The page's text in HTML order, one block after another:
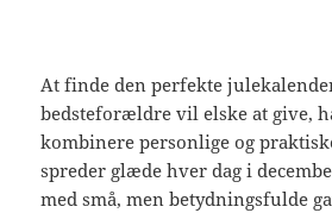
At finde den perfekte
bedsteforældre vil elske at give,
kombinere personlige og
spreder glæde hver dag i
med små, men betydningsfulde